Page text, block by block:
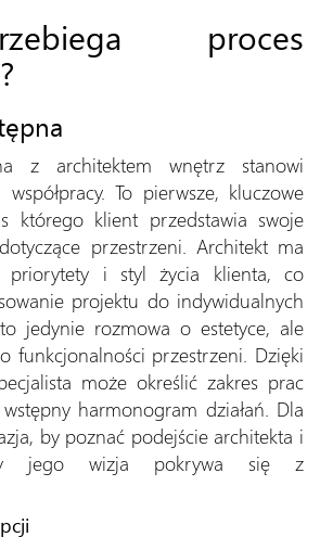
proces
z architektem wnętrz stanowi
To pierwsze, kluczowe
którego klient przedstawia swoje
przestrzeni. Architekt ma
priorytety i styl życia klienta, co
projektu do indywidualnych
jedynie rozmowa o estetyce, ale
funkcjonalności przestrzeni. Dzięki
może określić zakres prac
harmonogram działań. Dla
by poznać podejście architekta i
jego wizja pokrywa się z